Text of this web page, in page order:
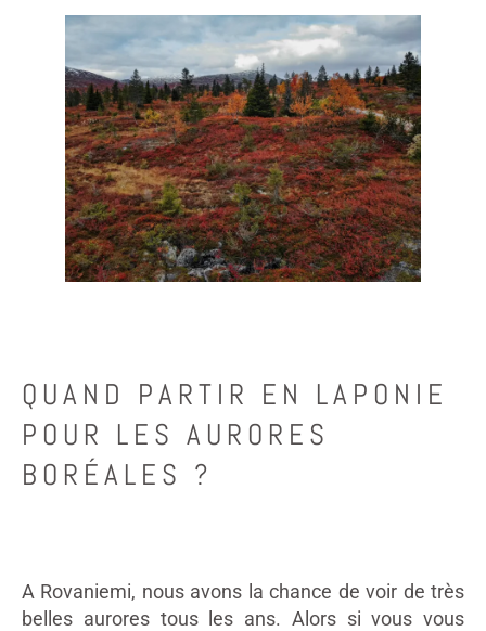
QUAND PARTIR EN LAPONIE
POUR LES AURORES
BORÉALES ?
A Rovaniemi, nous avons la chance de voir de très
belles aurores tous les ans. Alors si vous vous